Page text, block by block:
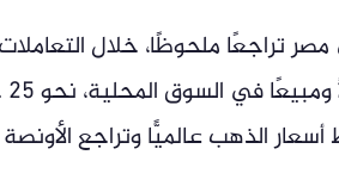
تراجعًا ملحوظًا، خلال
الذهب عالميًّا وتراجع الأونصة إلى 4435